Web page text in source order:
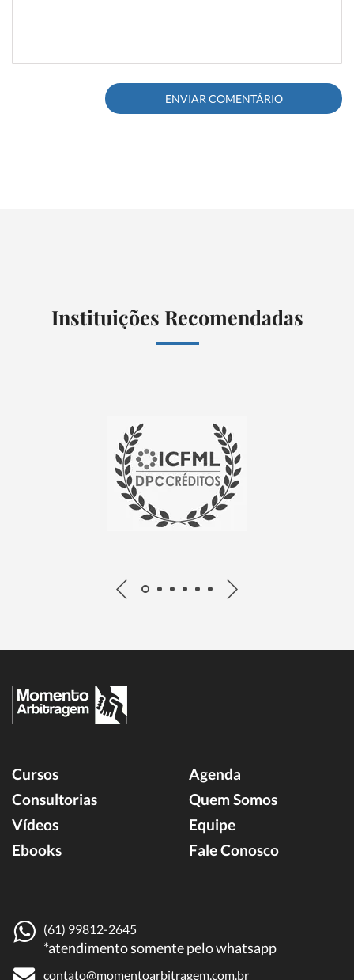
Instituições Recomendadas
Cursos
Consultorias
Vídeos
Ebooks
Agenda
Quem Somos
Equipe
Fale Conosco
(61) 99812-2645
*atendimento somente pelo whatsapp
contato@momentoarbitragem.com.br